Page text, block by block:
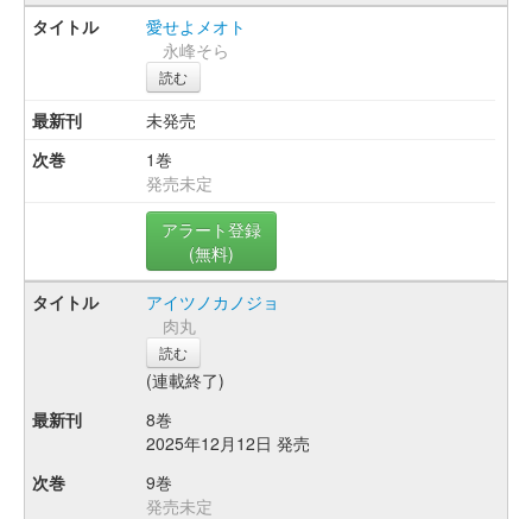
愛せよメオト
永峰そら
読む
未発売
1巻
発売未定
アラート登録
(無料)
アイツノカノジョ
肉丸
読む
(連載終了)
8巻
2025年12月12日 発売
9巻
発売未定